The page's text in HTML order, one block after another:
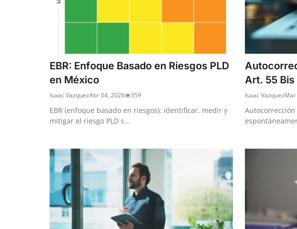
EBR: Enfoque Basado en Riesgos PLD
en México
Isaac VazquezAbr 04, 2026 359
EBR (enfoque basado en riesgos): identificar, medir y
mitigar el riesgo PLD s...
Art. 55 Bis
Isaac Vazquez
Autocorrección